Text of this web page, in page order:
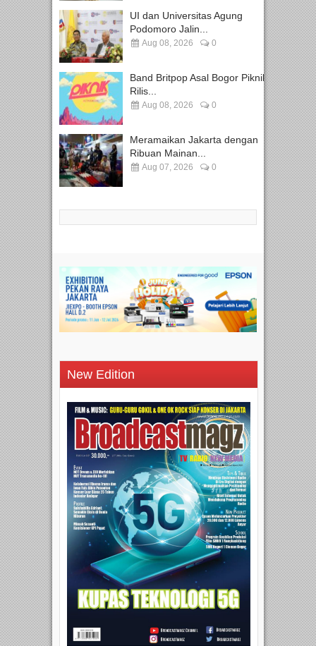
UI dan Universitas Agung
Podomoro Jalin...
Aug 08, 2026 0
Band Britpop Asal Bogor Piknik
Rilis...
Aug 08, 2026 0
Meramaikan Jakarta dengan
Ribuan Mainan...
Aug 07, 2026 0
New Edition